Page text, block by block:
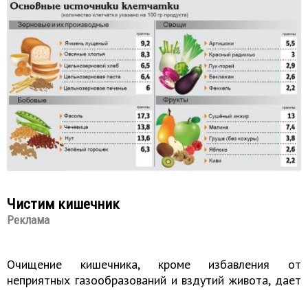
Чистим кишечник
Реклама
Очищение кишечника, кроме избавления от
неприятных газообразований и вздутий живота, дает